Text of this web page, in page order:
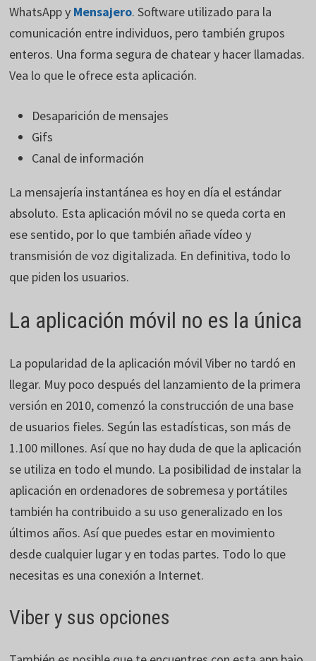
WhatsApp y Mensajero. Software utilizado para la
comunicación entre individuos, pero también grupos
enteros. Una forma segura de chatear y hacer llamadas.
Vea lo que le ofrece esta aplicación.
Desaparición de mensajes
Gifs
Canal de información
La mensajería instantánea es hoy en día el estándar
absoluto. Esta aplicación móvil no se queda corta en
ese sentido, por lo que también añade vídeo y
transmisión de voz digitalizada. En definitiva, todo lo
que piden los usuarios.
La aplicación móvil no es la única
La popularidad de la aplicación móvil Viber no tardó en
llegar. Muy poco después del lanzamiento de la primera
versión en 2010, comenzó la construcción de una base
de usuarios fieles. Según las estadísticas, son más de
1.100 millones. Así que no hay duda de que la aplicación
se utiliza en todo el mundo. La posibilidad de instalar la
aplicación en ordenadores de sobremesa y portátiles
también ha contribuido a su uso generalizado en los
últimos años. Así que puedes estar en movimiento
desde cualquier lugar y en todas partes. Todo lo que
necesitas es una conexión a Internet.
Viber y sus opciones